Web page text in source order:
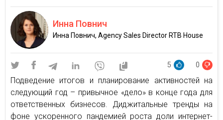
Инна Повнич
Инна Повнич, Agency Sales Director RTB House
5 0
Подведение итогов и планирование активностей на
следующий год – привычное «дело» в конце года для
ответственных бизнесов. Диджитальные тренды на
фоне ускоренного пандемией роста доли интернет-